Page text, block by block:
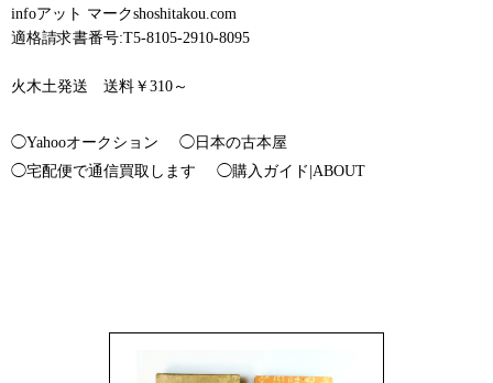
infoアット マークshoshitakou.com
適格請求書番号:T5-8105-2910-8095
火木土発送 送料￥310～
◯Yahooオークション
◯日本の古本屋
◯宅配便で通信買取します
◯購入ガイド|ABOUT